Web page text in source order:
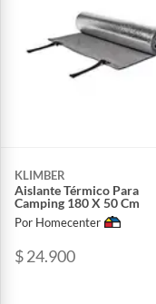
KLIMBER
Aislante Térmico Para
Camping 180 X 50 Cm
Por Homecenter
$ 24.900